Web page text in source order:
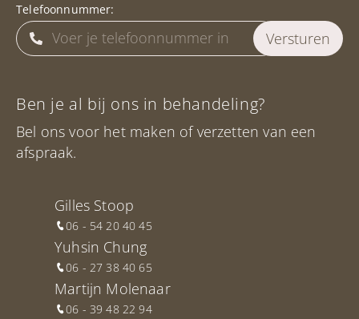
Telefoonnummer:
Ben je al bij ons in behandeling?
Bel ons voor het maken of verzetten van een
afspraak.
Gilles Stoop
06 - 54 20 40 45
Yuhsin Chung
06 - 27 38 40 65
Martijn Molenaar
06 - 39 48 22 94